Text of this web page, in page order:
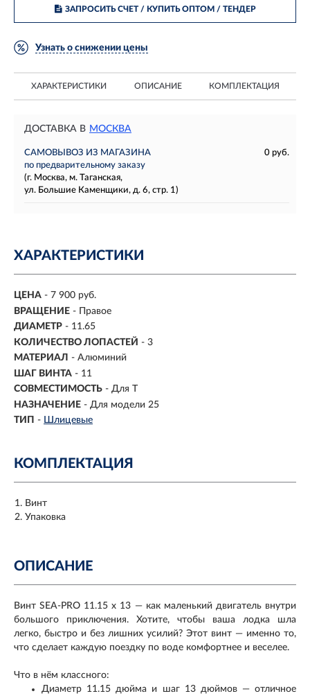
ЗАПРОСИТЬ СЧЕТ / КУПИТЬ ОПТОМ/ ТЕНДЕР
Узнать о снижении цены
ХАРАКТЕРИСТИКИ ОПИСАНИЕ КОМПЛЕКТАЦИЯ
ДОСТАВКА В МОСКВА
САМОВЫВОЗ ИЗ МАГАЗИНА
0 руб.
по предварительному заказу
(г. Москва, м. Таганская,
ул. Большие Каменщики, д. 6, стр. 1)
ХАРАКТЕРИСТИКИ
ЦЕНА - 7 900 руб.
ВРАЩЕНИЕ - Правое
ДИАМЕТР - 11.65
КОЛИЧЕСТВО ЛОПАСТЕЙ - 3
МАТЕРИАЛ - Алюминий
ШАГ ВИНТА - 11
СОВМЕСТИМОСТЬ - Для T
НАЗНАЧЕНИЕ - Для модели 25
ТИП - Шлицевые
КОМПЛЕКТАЦИЯ
Винт
Упаковка
ОПИСАНИЕ
Винт SEA-PRO 11.15 x 13 — как маленький двигатель внутри
большого приключения. Хотите, чтобы ваша лодка шла
легко, быстро и без лишних усилий? Этот винт — именно то,
что сделает каждую поездку по воде комфортнее и веселее.
Что в нём классного:
Диаметр 11.15 дюйма и шаг 13 дюймов — отличное